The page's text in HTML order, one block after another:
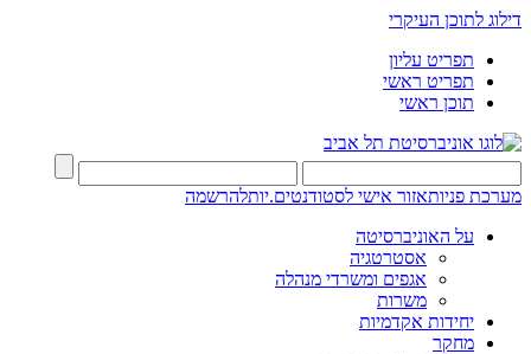
דילוג לתוכן העיקרי
תפריט עליון
תפריט ראשי
תוכן ראשי
מערכת פניותאזור אישי לסטודנטים.יותלהרשמה
על האוניברסיטה
אסטרטגיה
אגפים ומשרדי מנהלה
משרות
יחידות אקדמיות
מחקר